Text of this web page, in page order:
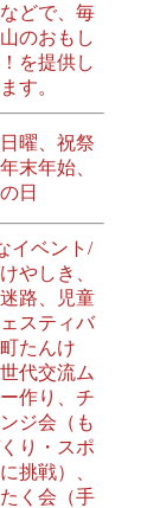
どで、毎
のおもし
を提供し
す。
曜、祝祭
末年始、
日
イベント/
やしき、
路、児童
スティバ
たんけ
代交流ム
作り、チ
ジ会（も
り・スポ
挑戦）、
く会（手